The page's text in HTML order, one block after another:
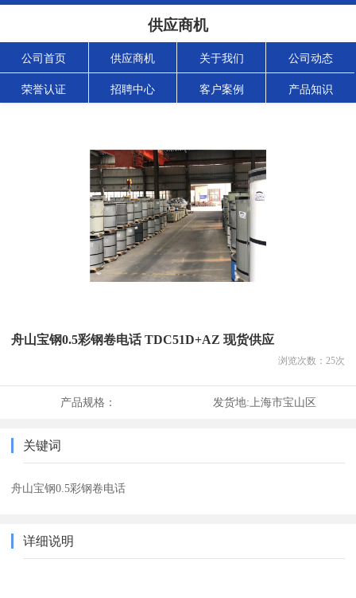
供应商机
公司首页 供应商机 关于我们 公司动态
荣誉认证 招聘中心 客户案例 产品知识
舟山宝钢0.5彩钢卷电话 TDC51D+AZ 现货供应
浏览次数： 25次
产品规格： 发货地: 上海市宝山区
关键词
舟山宝钢0.5彩钢卷电话
详细说明